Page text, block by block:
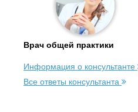
Врач общей практики
Информация о консультанте
Все ответы консультанта